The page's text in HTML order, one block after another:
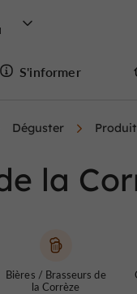
S'informer
Déguster
la
Bières / Brasseurs de
la Corrèze